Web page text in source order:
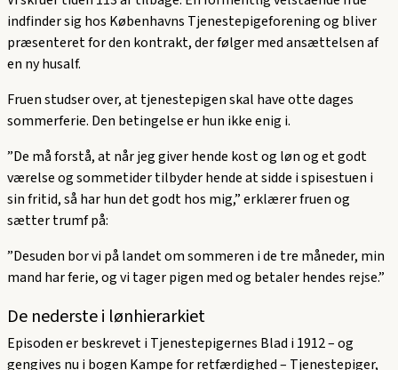
indfinder sig hos Københavns Tjenestepigeforening og bliver
præsenteret for den kontrakt, der følger med ansættelsen af
en ny husalf.
Fruen studser over, at tjenestepigen skal have otte dages
sommerferie. Den betingelse er hun ikke enig i.
”De må forstå, at når jeg giver hende kost og løn og et godt
værelse og sommetider tilbyder hende at sidde i spisestuen i
sin fritid, så har hun det godt hos mig,” erklærer fruen og
sætter trumf på:
”Desuden bor vi på landet om sommeren i de tre måneder, min
mand har ferie, og vi tager pigen med og betaler hendes rejse.”
De nederste i lønhierarkiet
Episoden er beskrevet i Tjenestepigernes Blad i 1912 – og
gengives nu i bogen Kampe for retfærdighed – Tjenestepiger,